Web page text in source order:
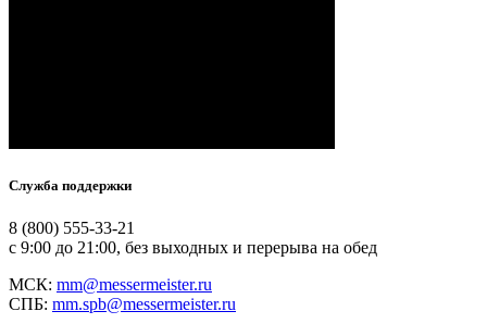
Служба поддержки
8 (800) 555-33-21
с 9:00 до 21:00, без выходных и перерыва на обед
МСК: mm@messermeister.ru
СПБ: mm.spb@messermeister.ru